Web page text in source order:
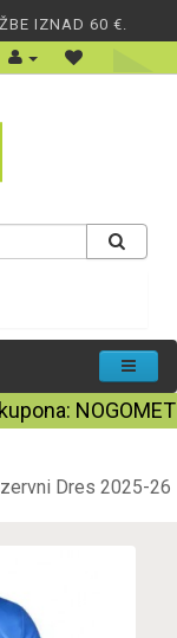
IZNAD 60 €.
NOGOMET
Dres 2025-26